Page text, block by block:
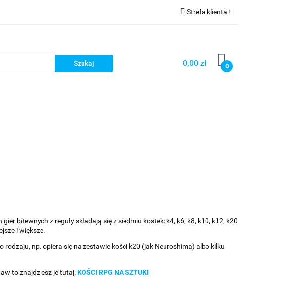
Strefa klienta
Zarejestruj się
Dodaj zgłoszenie
0,00 zł 0
bitewnych z reguły składają się z siedmiu kostek: k4, k6, k8, k10, k12, k20
i większe.
rodzaju, np. opiera się na zestawie kości k20 (jak Neuroshima) albo kilku
to znajdziesz je tutaj:KOŚCI RPG NA SZTUKI